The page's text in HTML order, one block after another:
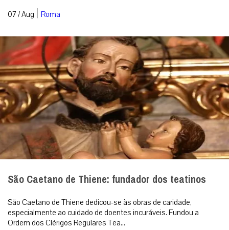
07 / Aug | Roma
São Caetano de Thiene: fundador dos teatinos
São Caetano de Thiene dedicou-se às obras de caridade,
especialmente ao cuidado de doentes incuráveis. Fundou a
Ordem dos Clérigos Regulares Tea...